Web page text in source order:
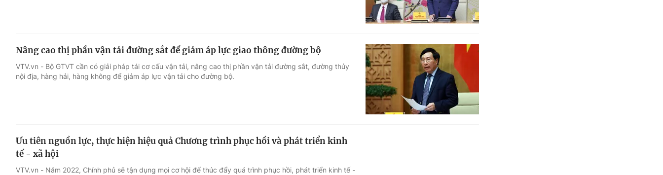
Nâng cao thị phần vận tải đường sắt để giảm áp lực giao thông đường bộ
VTV.vn - Bộ GTVT cần có giải pháp tái cơ cấu vận tải, nâng cao thị phần vận tải đường sắt, đường thủy
nội địa, hàng hải, hàng không để giảm áp lực vận tải cho đường bộ.
Ưu tiên nguồn lực, thực hiện hiệu quả Chương trình phục hồi và phát triển kinh
tế - xã hội
VTV.vn - Năm 2022, Chính phủ sẽ tận dụng mọi cơ hội để thúc đẩy quá trình phục hồi, phát triển kinh tế -